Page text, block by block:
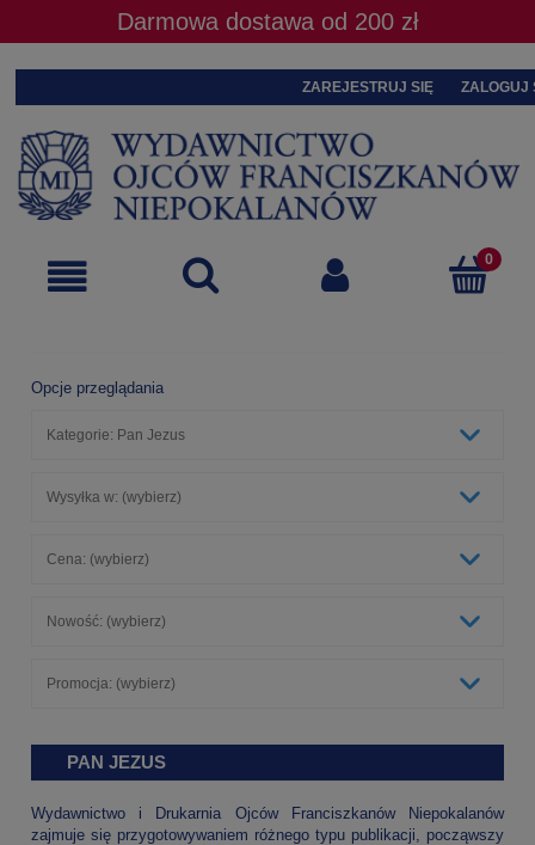
Darmowa dostawa od 200 zł
ZAREJESTRUJ SIĘ ZALOGUJ
Opcje przeglądania
Kategorie: Pan Jezus
Wysyłka w: (wybierz)
Cena: (wybierz)
Nowość: (wybierz)
Promocja: (wybierz)
PAN JEZUS
Wydawnictwo i Drukarnia Ojców Franciszkanów Niepokalanów
zajmuje się przygotowywaniem różnego typu publikacji, począwszy